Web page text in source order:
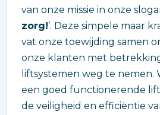
van onze missie in onze
zorg!’. Deze simpele maar
vat onze toewijding samen
onze klanten met
liftsystemen weg te nemen.
een goed functionerende
de veiligheid en efficiëntie